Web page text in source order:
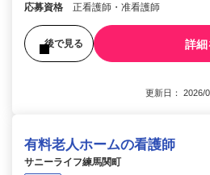
応募資格 正看護師・准看護師
後で見る 詳細
更新日： 2026/
有料老人ホームの看護師
サニーライフ練馬関町